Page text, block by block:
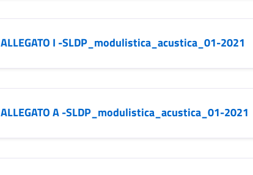
ALLEGATO I -SLDP_modulistica_acustica_01-2021
ALLEGATO A -SLDP_modulistica_acustica_01-2021